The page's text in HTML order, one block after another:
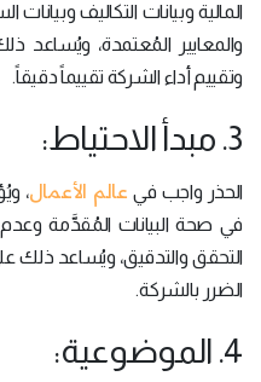
المالية وبيانات التكاليف
والمعايير المُعتمدة،
وتقييم أداء الشركة تقييماً دقيقاً.
3. مبدأ الاحتياط:
الحذر واجب في عالم الأعمال،
في صحة البيانات المُقدَّمة وعدم
التحقق والتدقيق، ويُساعد ذلك
الضرر بالشركة.
4. الموضوعية: